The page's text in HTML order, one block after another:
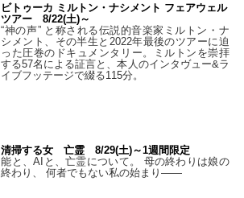
ビトゥーカ ミルトン・ナシメント フェアウェル
ツアー 8/22(土)～
“神の声” と称される伝説的音楽家ミルトン・ナ
シメント、その半生と2022年最後のツアーに迫
った圧巻のドキュメンタリー。ミルトンを崇拝
する57名による証言と、本人のインタヴュー&ラ
イブフッテージで綴る115分。
清掃する女 亡霊 8/29(土)～1週間限定
能と、AIと、亡霊について。 母の終わりは娘の
終わり、 何者でもない私の始まり――